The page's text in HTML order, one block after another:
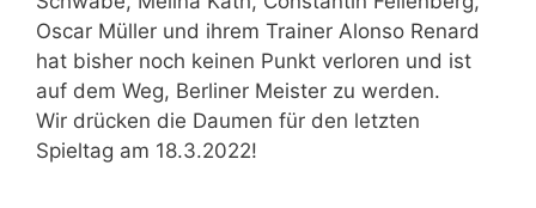
Oscar Müller und ihrem Trainer Alonso Renard
hat bisher noch keinen Punkt verloren und ist
auf dem Weg, Berliner Meister zu werden.
Wir drücken die Daumen für den letzten
Spieltag am 18.3.2022!